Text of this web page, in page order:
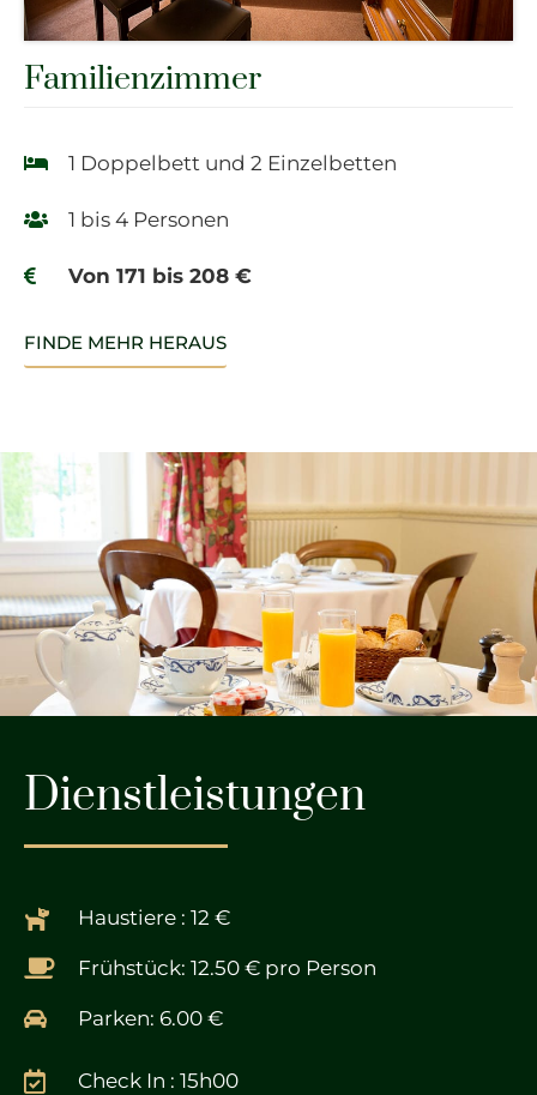
Familienzimmer
1 Doppelbett und 2 Einzelbetten
1 bis 4 Personen
Von 171 bis 208 €
FINDE MEHR HERAUS
Dienstleistungen
Haustiere : 12 €
Frühstück: 12.50 € pro Person
Parken: 6.00 €
Check In : 15h00